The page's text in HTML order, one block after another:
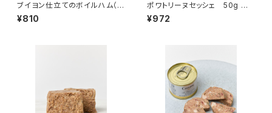
ブイヨン仕立てのボイルハム（ジ
ャンボンキュイ） 50g ＜ピエ
ール・オテイザ＞(フランス・バス
¥810
ポワトリーヌセッシェ 50g ＜
メゾン・ラボリー＞(フランス・オ
ーヴェルニュ)
¥972